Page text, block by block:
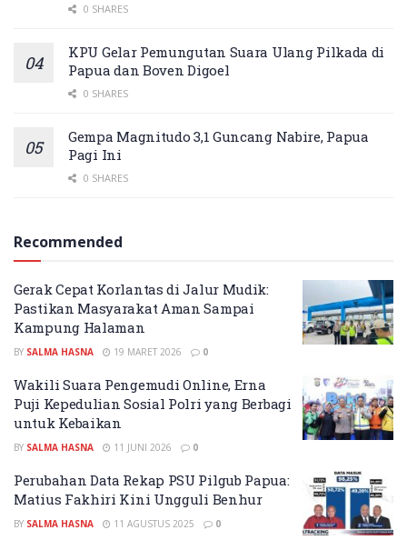
0 SHARES
KPU Gelar Pemungutan Suara Ulang Pilkada di
Papua dan Boven Digoel
0 SHARES
Gempa Magnitudo 3,1 Guncang Nabire, Papua
Pagi Ini
0 SHARES
Recommended
Gerak Cepat Korlantas di Jalur Mudik:
Pastikan Masyarakat Aman Sampai
Kampung Halaman
BY SALMA HASNA 19 MARET 2026 0
Wakili Suara Pengemudi Online, Erna
Puji Kepedulian Sosial Polri yang Berbagi
untuk Kebaikan
BY SALMA HASNA 11 JUNI 2026 0
Perubahan Data Rekap PSU Pilgub Papua:
Matius Fakhiri Kini Ungguli Benhur
BY SALMA HASNA 11 AGUSTUS 2025 0